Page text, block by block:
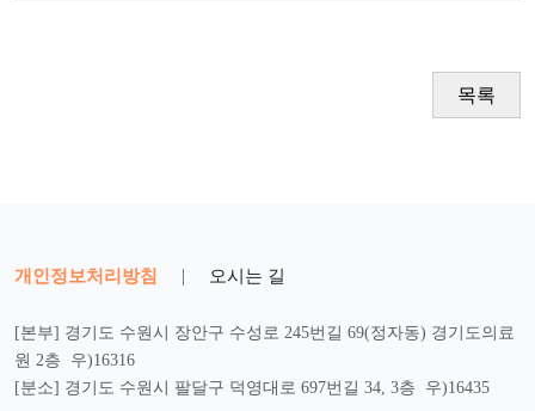
목록
개인정보처리방침 | 오시는 길
[본부] 경기도 수원시 장안구 수성로 245번길 69(정자동) 경기도의료
원 2층 우)16316
[분소] 경기도 수원시 팔달구 덕영대로 697번길 34, 3층 우)16435